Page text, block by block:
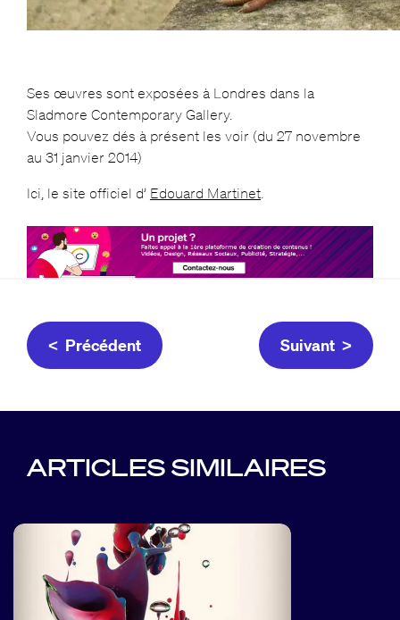
Ses œuvres sont exposées à Londres dans la
Sladmore Contemporary Gallery.
Vous pouvez dés à présent les voir (du 27 novembre
au 31 janvier 2014)
Ici, le site officiel d’ Edouard Martinet.
< Précédent Suivant >
ARTICLES SIMILAIRES